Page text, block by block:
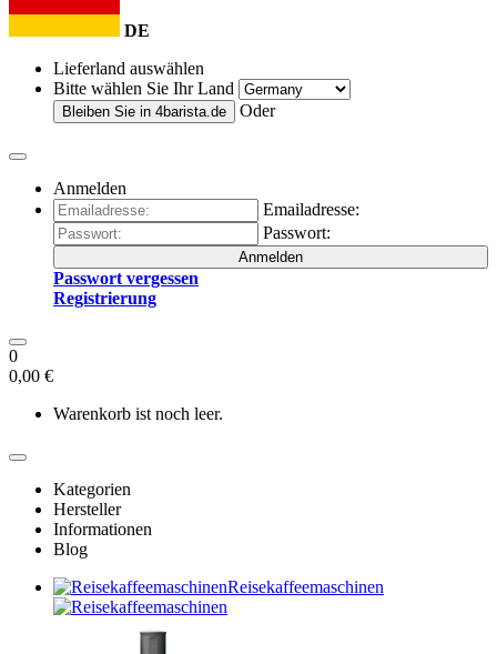
DE
Lieferland auswählen
Bitte wählen Sie Ihr Land
Bleiben Sie in 4barista.de Oder
Anmelden
Emailadresse:
Passwort:
Anmelden
Passwort vergessen
Registrierung
0
0,00 €
Warenkorb ist noch leer.
Kategorien
Hersteller
Informationen
Blog
Reisekaffeemaschinen